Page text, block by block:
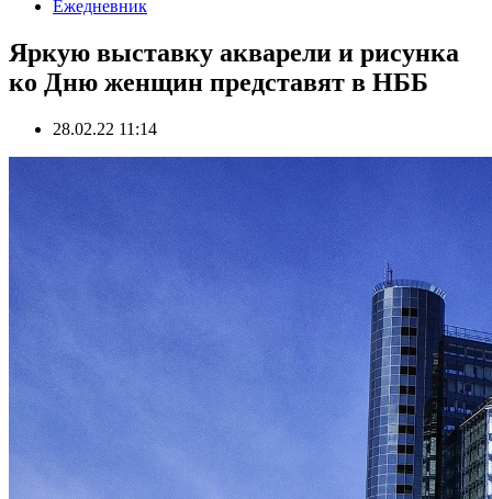
Ежедневник
Яркую выставку акварели и рисунка
ко Дню женщин представят в НББ
28.02.22 11:14